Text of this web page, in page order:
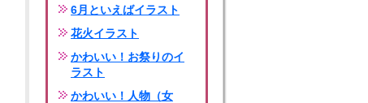
6月といえばイラスト
花火イラスト
かわいい！お祭りのイ
ラスト
かわいい！人物（女